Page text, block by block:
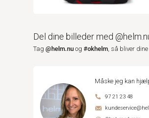
Del dine billeder med
Tag @helm.nu og #okhelm, så bliver
Måske jeg kan
97 21 23 48